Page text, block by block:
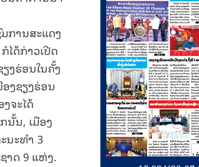
ການສະແດງ
ໄດ້ກ່າວເປີດ
ງຮ່ອນໃນຄັ້ງ
ງຊຽງຮ່ອນ
ຈະໄດ້
ນັ້ນ, ເມືອງ
ນະທຳ 3
າດ 9 ແຫ່ງ.